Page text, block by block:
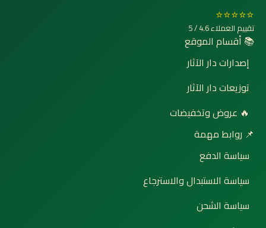
⭐⭐⭐⭐⭐
تقييم العملاء 4.6 / 5
📚 أقسام الموقع
إصدارات دار الآثار
توزيعات دار الآثار
🔥 عروض وتخفيضات
📌 روابط مهمة
سياسة الدفع
سياسة الاستبدال والاسترجاع
سياسة الشحن